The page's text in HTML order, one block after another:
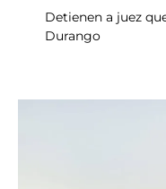
Detienen a juez
Durango